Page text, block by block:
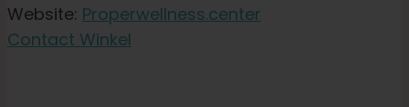
Website: Properwellness.center
Contact Winkel